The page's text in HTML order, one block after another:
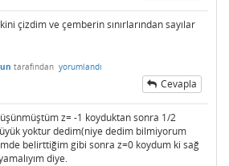
çizdim ve çemberin sınırlarından sayılar
tarafından yorumlandı
Cevapla
z= -1 koyduktan sonra 1/2
yoktur dedim(niye dedim bilmiyorum
belirttiğim gibi sonra z=0 koydum ki sağ
diye.